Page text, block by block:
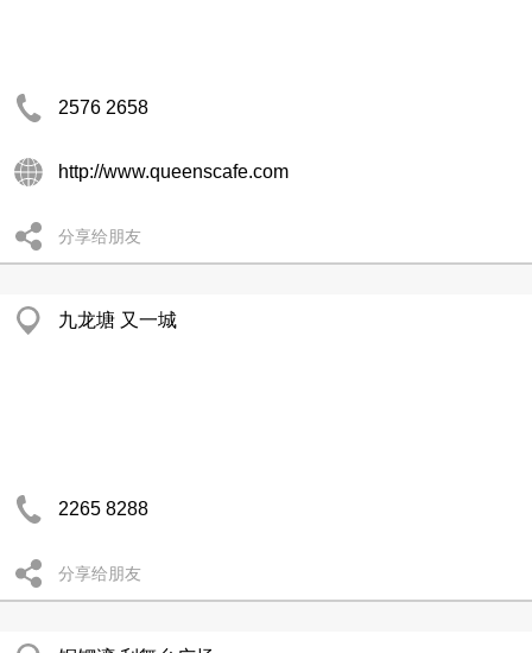
2576 2658
http://www.queenscafe.com
分享给朋友
九龙塘 又一城
2265 8288
分享给朋友